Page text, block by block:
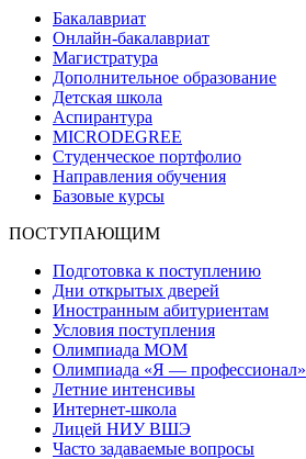
Бакалавриат
Онлайн-бакалавриат
Магистратура
Дополнительное образование
Детская школа
Аспирантура
MICRODEGREE
Студенческое портфолио
Направления обучения
Базовые курсы
ПОСТУПАЮЩИМ
Подготовка к поступлению
Дни открытых дверей
Иностранным абитуриентам
Условия поступления
Олимпиада МОМ
Олимпиада «Я — профессионал»
Летние интенсивы
Интернет-школа
Лицей НИУ ВШЭ
Часто задаваемые вопросы